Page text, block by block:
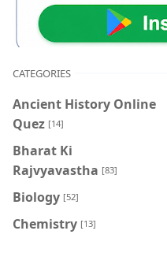
CATEGORIES
Ancient History Online
Quez [14]
Bharat Ki
Rajvyavastha [83]
Biology [52]
Chemistry [13]